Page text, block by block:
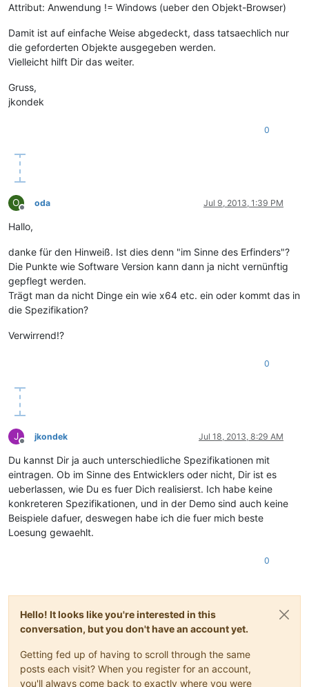
Attribut: Anwendung != Windows (ueber den Objekt-Browser)
Damit ist auf einfache Weise abgedeckt, dass tatsaechlich nur
die geforderten Objekte ausgegeben werden.
Vielleicht hilft Dir das weiter.
Gruss,
jkondek
0
O
Offline
oda Jul 9, 2013, 1:39 PM
Hallo,
danke für den Hinweiß. Ist dies denn "im Sinne des Erfinders"?
Die Punkte wie Software Version kann dann ja nicht vernünftig
gepflegt werden.
Trägt man da nicht Dinge ein wie x64 etc. ein oder kommt das in
die Spezifikation?
Verwirrend!?
0
J
Offline
jkondek Jul 18, 2013, 8:29 AM
Du kannst Dir ja auch unterschiedliche Spezifikationen mit
eintragen. Ob im Sinne des Entwicklers oder nicht, Dir ist es
ueberlassen, wie Du es fuer Dich realisierst. Ich habe keine
konkreteren Spezifikationen, und in der Demo sind auch keine
Beispiele dafuer, deswegen habe ich die fuer mich beste
Loesung gewaehlt.
0
Hello! It looks like you're interested in this
conversation, but you don't have an account yet.
Getting fed up of having to scroll through the same
posts each visit? When you register for an account,
you'll always come back to exactly where you were